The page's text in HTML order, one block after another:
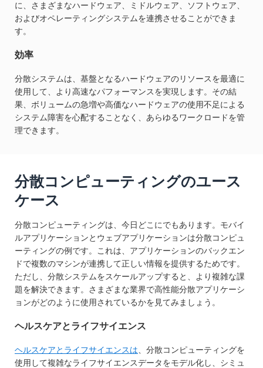
に、さまざまなハードウェア、ミドルウェア、ソフトウェア、
およびオペレーティングシステムを連携させることができま
す。
効率
分散システムは、基盤となるハードウェアのリソースを最適に
使用して、より高速なパフォーマンスを実現します。その結
果、ボリュームの急増や高価なハードウェアの使用不足による
システム障害を心配することなく、あらゆるワークロードを管
理できます。
分散コンピューティングのユース
ケース
分散コンピューティングは、今日どこにでもあります。モバイ
ルアプリケーションとウェブアプリケーションは分散コンピュ
ーティングの例です。これは、アプリケーションのバックエン
ドで複数のマシンが連携して正しい情報を提供するためです。
ただし、分散システムをスケールアップすると、より複雑な課
題を解決できます。さまざまな業界で高性能分散アプリケーシ
ョンがどのように使用されているかを見てみましょう。
ヘルスケアとライフサイエンス
ヘルスケアとライフサイエンスは 、分散コンピューティングを
使用して複雑なライフサイエンスデータをモデル化し、シミュ